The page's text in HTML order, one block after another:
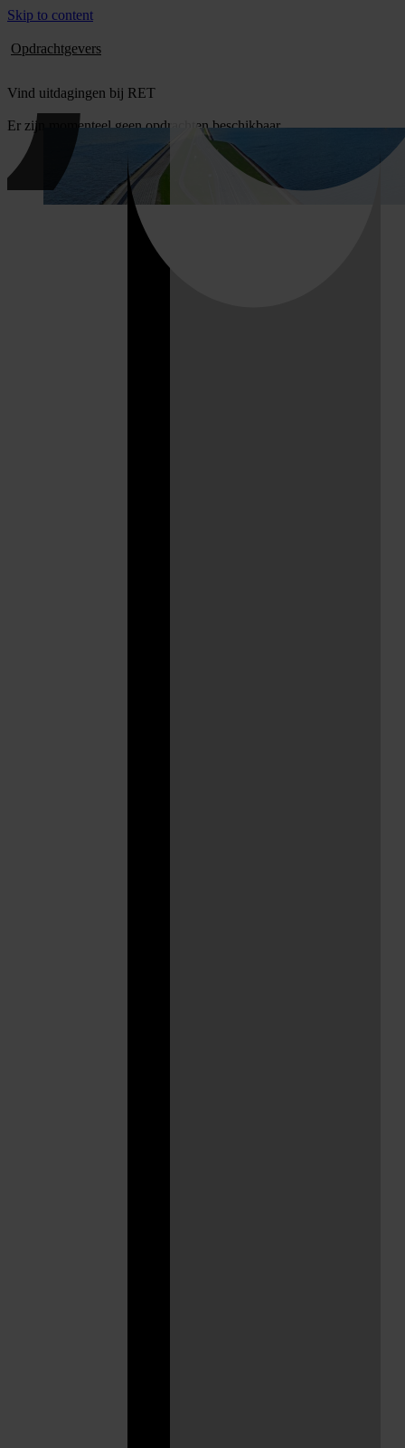
Skip to content
Opdrachtgevers
Vind uitdagingen bij RET
Er zijn momenteel geen opdrachten beschikbaar.